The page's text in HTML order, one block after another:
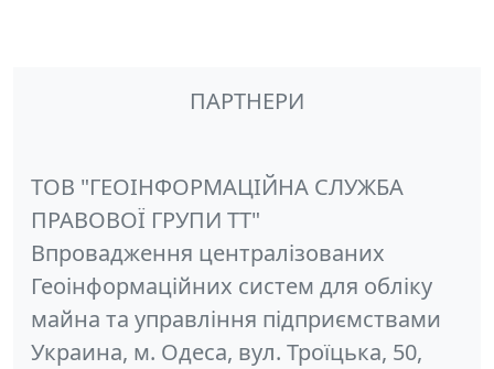
ПАРТНЕРИ
ТОВ "ГЕОІНФОРМАЦІЙНА СЛУЖБА
ПРАВОВОЇ ГРУПИ ТТ"
Впровадження централізованих
Геоінформаційних систем для обліку
майна та управління підприємствами
Украина, м. Одеса, вул. Троїцька, 50,